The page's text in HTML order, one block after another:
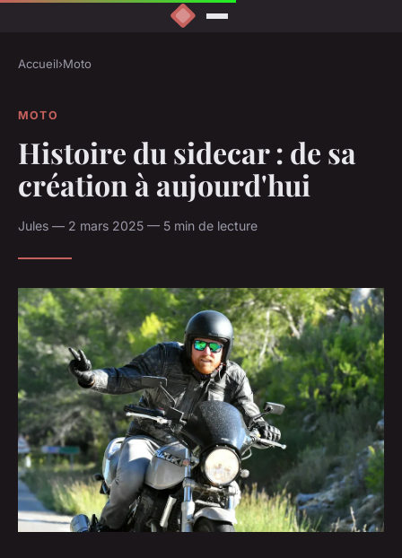
Accueil›Moto
MOTO
Histoire du sidecar : de sa
création à aujourd'hui
Jules — 2 mars 2025 — 5 min de lecture